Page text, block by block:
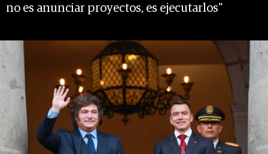
no es anunciar proyectos, es ejecutarlos"